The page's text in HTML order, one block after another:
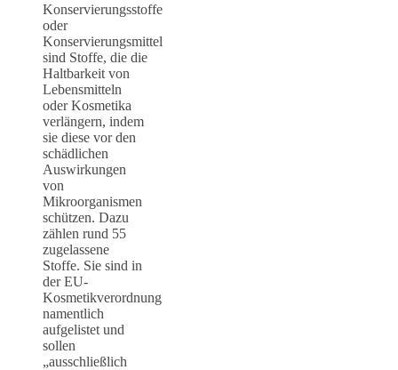
Konservierungsstoffe
oder
Konservierungsmittel
sind Stoffe, die die
Haltbarkeit von
Lebensmitteln
oder Kosmetika
verlängern, indem
sie diese vor den
schädlichen
Auswirkungen
von
Mikroorganismen
schützen. Dazu
zählen rund 55
zugelassene
Stoffe. Sie sind in
der EU-
Kosmetikverordnung
namentlich
aufgelistet und
sollen
„ausschließlich